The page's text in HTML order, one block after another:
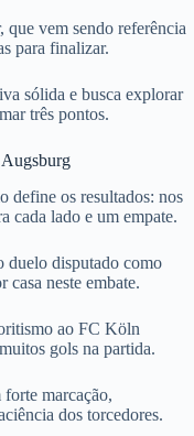
que vem sendo referência
para finalizar.
sólida e busca explorar
três pontos.
define os resultados: nos
cada lado e um empate.
duelo disputado como
neste embate.
ao FC Köln
gols na partida.
marcação,
dos torcedores.